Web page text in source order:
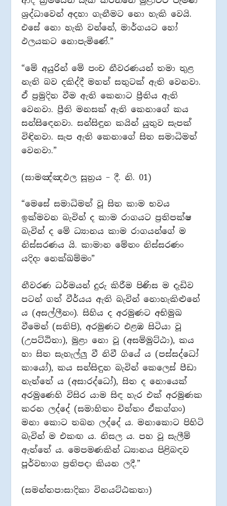
ශ්‍රද්ධාවෙන් අදහා ගැනීමට නො හැකි වෙයි.
එසේ නො හැකි වන්නේ, මාර්ගයට හෝ
ඵලයකට නොපැමිණේ.”
“මේ අයුරින් මේ පංච නීවරණයන් තමා තුළ
නැති බව දකිද්දී මහත් සතුටක් ඇති වෙනවා.
ඒ ප්‍රමුදිත වීම ඇති කෙනාට ප්‍රීතිය ඇති
වෙනවා. ප්‍රීති මනසක් ඇති කෙනාගේ කය
සන්සිඳෙනවා. සන්සිඳුන කයින් යුතුව සැපක්
විඳිනවා. සැප ඇති කෙනාගේ සිත සමාධිමත්
වෙනවා.”
(සාමඤ්ඤඵල සූත්‍රය – දී. නි. 01)
“මෙසේ සමාධිමත් වූ සිත කාම භවය
ඉක්මවන බැවින් ද කාම රාගයට ප්‍රතිපක්ෂ
බැවින් ද මේ ධ්‍යානය කාම රාගයන්ගේ ම
නිස්සරණය යි. කාමාන මේතං නිස්සරණං
යදිදං නෙක්ඛම්මං”
නීවරණ ධර්මයන් දුරු කිරීම පිණිස ම දැඩිව
පටන් ගත් වීර්යය ඇති බැවින් නොහැකිළුනේ
ය (අසල්ලීනං). සිහිය ද අරමුණට අභිමුඛ
වීමෙන් (සතිපි), අරමුණට එළඹ සිටියා වූ
(උපට්ඨිතා), මුළා නො වූ (අසම්මුට්ඨා), කය
හා සිත සැහැල්ලු වී නිවී ගියේ ය (පස්සද්ධෝ
කායෝ), කය සන්සිඳුන බැවින් කෙලෙස් පීඩා
නැත්තේ ය (අසාරද්ධෝ), සිත ද නොයෙක්
අරමුණෙහි විසිර යාම සිඳ හැර එක් අරමුණක
කරන ලද්දේ (සමාහිතං චිත්තං ඒකග්ගං)
මනා කොට තබන ලද්දේ ය. මනාකොට පිහිටි
බැවින් ම එකඟ ය. නිසල ය. පහ වූ සැලීම්
ඇත්තේ ය. මෙපමණකින් ධ්‍යානය පිළිබඳව
පූර්වභාග ප්‍රතිපදා කියන ලදී.”
(සමන්තපාසාදිකා විනයට්ඨකතා)